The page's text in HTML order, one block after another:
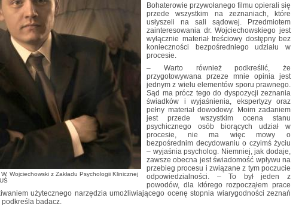
Wojciechowski z Zakładu Psychologii Klinicznej
Bohaterowie przywołanego filmu opierali się
przede wszystkim na zeznaniach, które
usłyszeli na sali sądowej. Przedmiotem
zainteresowania dr. Wojciechowskiego jest
wyłącznie materiał treściowy dostępny bez
konieczności bezpośredniego udziału w
procesie.
– Warto również podkreślić, że
przygotowywana przeze mnie opinia jest
jednym z wielu elementów sporu prawnego.
Sąd ma prócz tego do dyspozycji zeznania
świadków i wyjaśnienia, ekspertyzy oraz
pełny materiał dowodowy. Moim zadaniem
jest przede wszystkim ocena stanu
psychicznego osób biorących udział w
procesie, nie ma więc mowy o
bezpośrednim decydowaniu o czyimś życiu
– wyjaśnia psycholog. Niemniej, jak dodaje,
zawsze obecna jest świadomość wpływu na
przebieg procesu i związane z tym poczucie
odpowiedzialności. – To był jeden z
powodów, dla którego rozpocząłem prace
użytecznego narzędzia umożliwiającego ocenę stopnia wiarygodności zeznań
badacz.